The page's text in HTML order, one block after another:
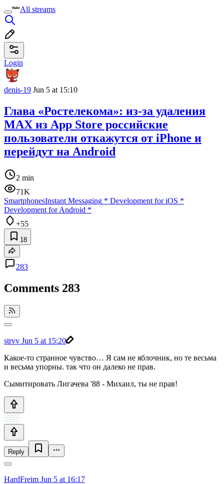
All streams
Login
denis-19 Jun 5 at 15:10
Глава «Ростелекома»: из-за удаления
MAX из App Store российские
пользователи откажутся от iPhone и
перейдут на Android
2 min
71K
SmartphonesInstant Messaging * Development for iOS *
Development for Android *
+55
18
283
Comments 283
strvv Jun 5 at 15:20
Какое-то странное чувство… Я сам не яблочник, но те весьма
и весьма упорны. так что он далеко не прав.
Сымитировать Лигачева '88 - Михаил, ты не прав!
Reply
HardFreim Jun 5 at 16:17